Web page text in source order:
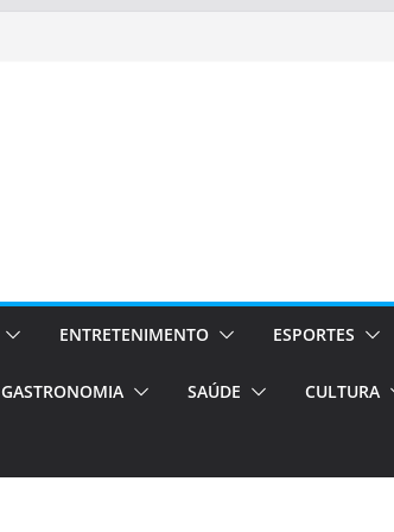
ENTRETENIMENTO ESPORTES
GASTRONOMIA SAÚDE CULTURA